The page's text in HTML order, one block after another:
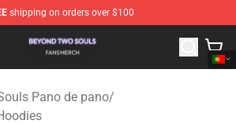
shipping on orders over $100
Shop - Official Beyond Two Souls
Pano de pano/